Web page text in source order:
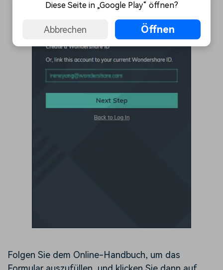
Folgen Sie dem Online-Handbuch, um das
Diese Seite in „Google Play“ öffnen?
Abbrechen Öffnen